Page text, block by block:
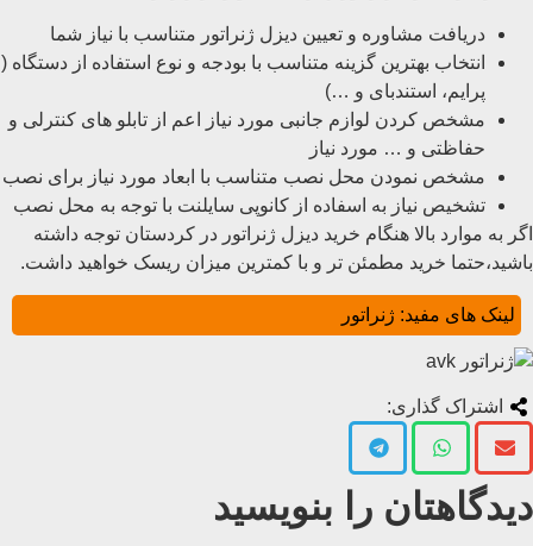
دریافت مشاوره و تعیین دیزل ژنراتور متناسب با نیاز شما
انتخاب بهترین گزینه متناسب با بودجه و نوع استفاده از دستگاه (
پرایم، استندبای و …)
مشخص کردن لوازم جانبی مورد نیاز اعم از تابلو های کنترلی و
حفاظتی و … مورد نیاز
مشخص نمودن محل نصب متناسب با ابعاد مورد نیاز برای نصب
تشخیص نیاز به اسفاده از کانوپی سایلنت با توجه به محل نصب
اگر به موارد بالا هنگام خرید دیزل ژنراتور در کردستان توجه داشته
باشید،‌حتما خرید مطمئن تر و با کمترین میزان ریسک خواهید داشت.
لینک های مفید: ژنراتور
اشتراک گذاری:
دیدگاهتان را بنویسید